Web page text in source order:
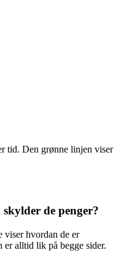
tid. Den grønne linjen viser
de penger?
viser hvordan de er
er alltid lik på begge sider.